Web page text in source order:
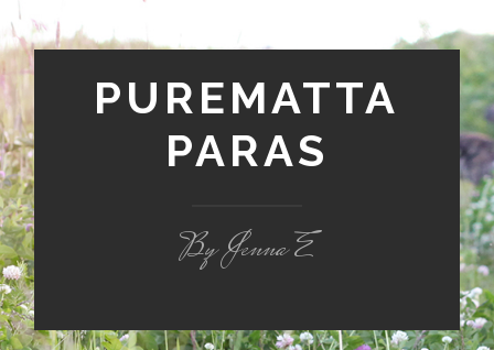
PUREMATTA
PARAS
By Jenna E